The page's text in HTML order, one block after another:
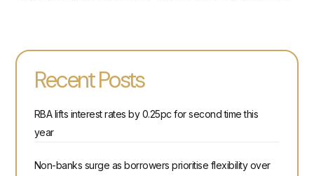
Recent Posts
RBA lifts interest rates by 0.25pc for second time this
year
Non-banks surge as borrowers prioritise flexibility over